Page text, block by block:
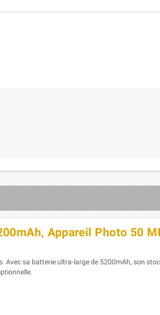
Appareil Photo 50
Avec sa batterie ultra-large de 5200mAh, son